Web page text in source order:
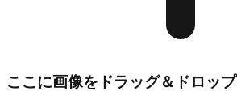
ここに画像をドラッグ＆ドロップ